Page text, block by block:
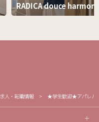
RADICA douce
人・転職情報 ★学生歓迎★アパレル